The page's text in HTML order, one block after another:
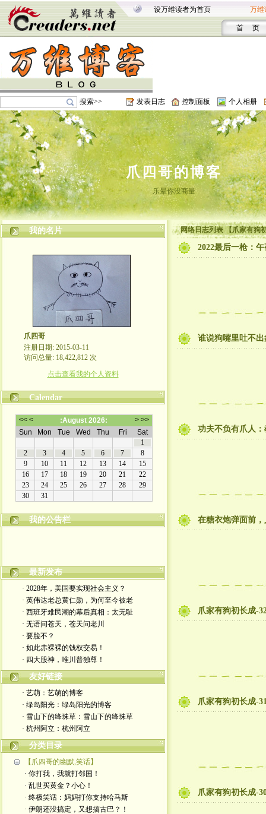
设万维读者为首页 万维
首 页
搜索>> 发表日志 控制面板 个人相册
爪四哥的博客
乐晕你没商量
我的名片
爪四哥
注册日期: 2015-03-11
访问总量: 18,422,812 次
点击查看我的个人资料
Calendar
我的公告栏
嬉笑怒骂皆文章，酸甜苦辣铸人生
最新发布
· 2028年，美国要实现社会主义？
· 英伟达老总黄仁勋，为何至今被老
· 西班牙难民潮的幕后真相：太无耻
· 无语问苍天，苍天问老川
· 要脸不？
· 如此赤裸裸的钱权交易！
· 四大股神，唯川普独尊！
友好链接
· 艺萌：艺萌的博客
· 绿岛阳光：绿岛阳光的博客
· 雪山下的绛珠草：雪山下的绛珠草
· 杭州阿立：杭州阿立
分类目录
【爪四哥的幽默,笑话】
· 你打我，我就打邻国！
· 乱世买黄金？小心！
· 终极笑话：妈妈打你支持哈马斯
· 伊朗还没搞定，又想搞古巴？！
网络日志列表 【爪家有狗
2022最后一枪：
谁说狗嘴里吐不
功夫不负有爪人
在糖衣炮弹面前
爪家有狗初长成-
爪家有狗初长成-
爪家有狗初长成-